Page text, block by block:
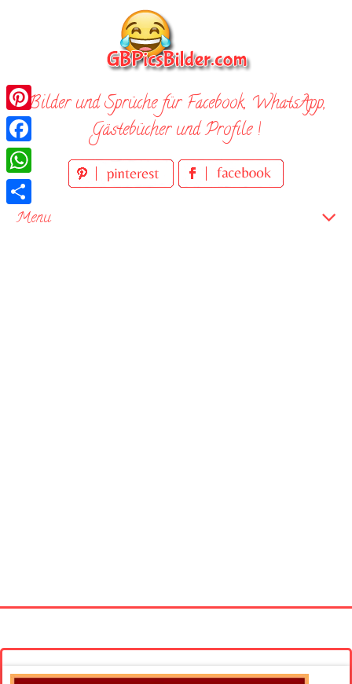
Bilder und Sprüche für Facebook, WhatsApp,
Gästebücher und Profile !
Menu
Pinterest
Facebook
WhatsApp
Teilen